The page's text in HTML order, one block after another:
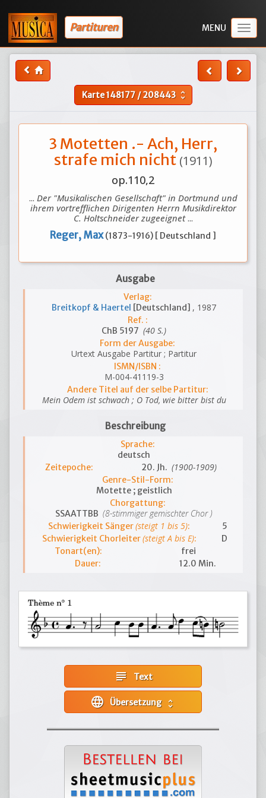
Partituren
Karte148177/208443 unfold_more
3 Motetten .- Ach, Herr,
strafe mich nicht (1911)
op.110,2
... Der "Musikalischen Gesellschaft" in Dortmund und
ihrem vortrefflichen Dirigenten Herrn Musikdirektor
C. Holtschneider zugeeignet...
Reger, Max (1873-1916) [ Deutschland ]
Ausgabe
Verlag:
Breitkopf & Haertel [Deutschland] , 1987
Ref. :
ChB 5197 (40 S.)
Form der Ausgabe:
Urtext Ausgabe Partitur ; Partitur
ISMN/ISBN :
M-004-41119-3
Andere Titel auf der selbe Partitur:
Mein Odem ist schwach ; O Tod, wie bitter bist du
Beschreibung
Sprache:
deutsch
Zeitepoche:
20. Jh. (1900-1909)
Genre-Stil-Form:
Motette ; geistlich
Chorgattung:
SSAATTBB (8-stimmiger gemischter Chor )
Schwierigkeit Sänger(steigt 1 bis 5):
5
Schwierigkeit Chorleiter(steigt A bis E):
D
Tonart(en):
frei
Dauer:
12.0 Min.
subject Text
language unfold_more